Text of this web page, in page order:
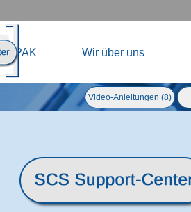
Wir über uns
Video-Anleitungen (8)